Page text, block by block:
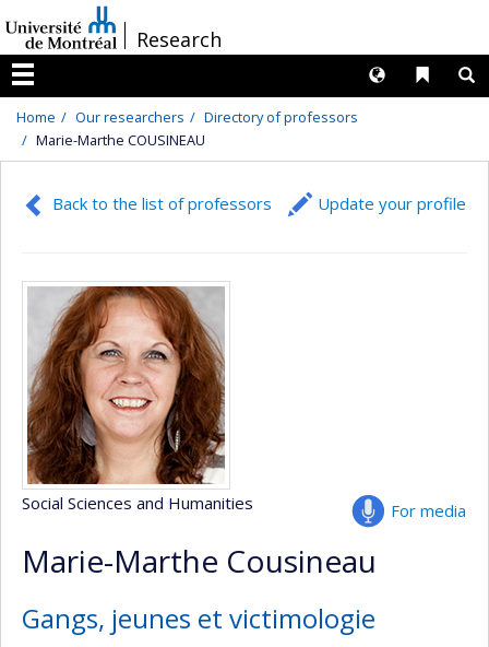
au
contenu
/Research
Menu
Liens
Langues
Home Our researchers
Directory of professors
Marie-Marthe COUSINEAU
Back to the list of professors Update your profile
For media
Social Sciences and Humanities
Marie-Marthe Cousineau
Gangs, jeunes et victimologie